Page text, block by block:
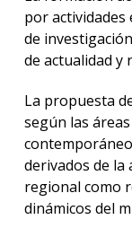
por
de
de actualidad y
La propuesta
según las
derivados de
regional como
dinámicos del